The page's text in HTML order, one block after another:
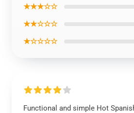
★★★☆☆
★★☆☆☆
★☆☆☆☆
Functional and simple Hot